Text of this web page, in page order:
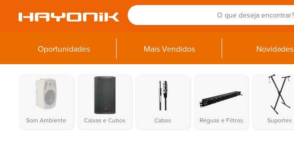
Oportunidades Mais Vendidos Novidades
Som Ambiente Caixas e Cubos Cabos Réguas e Filtros Suportes